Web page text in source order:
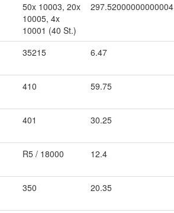
50x 10003, 20x
10005, 4x
10001 (40 St.)
297.52000000000004
35215 6.47
410 59.75
401 30.25
R5 / 18000 12.4
350 20.35